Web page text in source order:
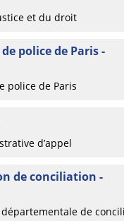
et du droit
police de Paris -
police de Paris
d’appel
de conciliation -
de